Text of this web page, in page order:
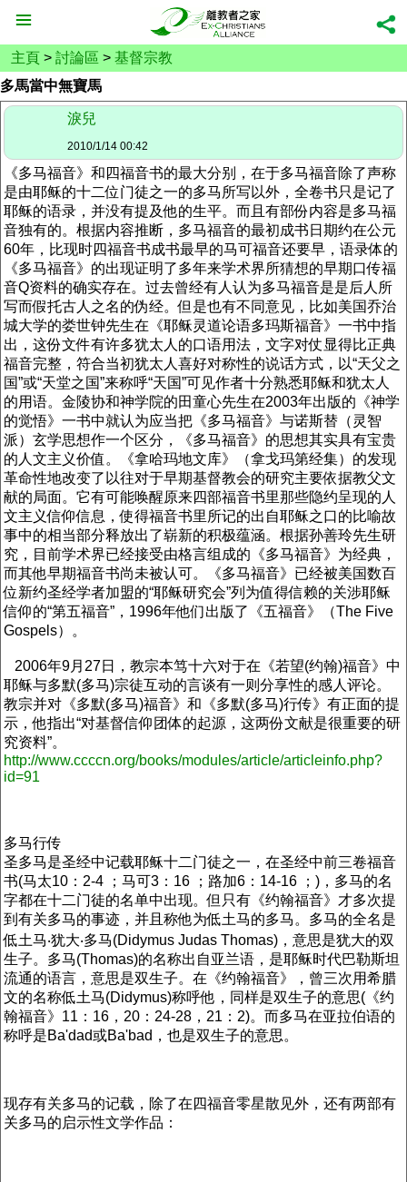
主頁 > 討論區 > 基督宗教
多馬當中無寶馬
淚兒
2010/1/14 00:42
《多马福音》和四福音书的最大分别，在于多马福音除了声称
是由耶稣的十二位门徒之一的多马所写以外，全卷书只是记了
耶稣的语录，并没有提及他的生平。而且有部份内容是多马福
音独有的。根据内容推断，多马福音的最初成书日期约在公元
60年，比现时四福音书成书最早的马可福音还要早，语录体的
《多马福音》的出现证明了多年来学术界所猜想的早期口传福
音Q资料的确实存在。过去曾经有人认为多马福音是是后人所
写而假托古人之名的伪经。但是也有不同意见，比如美国乔治
城大学的娄世钟先生在《耶稣灵道论语多玛斯福音》一书中指
出，这份文件有许多犹太人的口语用法，文字对仗显得比正典
福音完整，符合当初犹太人喜好对称性的说话方式，以“天父之
国”或“天堂之国”来称呼“天国”可见作者十分熟悉耶稣和犹太人
的用语。金陵协和神学院的田童心先生在2003年出版的《神学
的觉悟》一书中就认为应当把《多马福音》与诺斯替（灵智
派）玄学思想作一个区分，《多马福音》的思想其实具有宝贵
的人文主义价值。《拿哈玛地文库》（拿戈玛第经集）的发现
革命性地改变了以往对于早期基督教会的研究主要依据教父文
献的局面。它有可能唤醒原来四部福音书里那些隐约呈现的人
文主义信仰信息，使得福音书里所记的出自耶稣之口的比喻故
事中的相当部分释放出了崭新的积极蕴涵。根据孙善玲先生研
究，目前学术界已经接受由格言组成的《多马福音》为经典，
而其他早期福音书尚未被认可。《多马福音》已经被美国数百
位新约圣经学者加盟的“耶稣研究会”列为值得信赖的关涉耶稣
信仰的“第五福音”，1996年他们出版了《五福音》（The Five
Gospels）。
2006年9月27日，教宗本笃十六对于在《若望(约翰)福音》中
耶稣与多默(多马)宗徒互动的言谈有一则分享性的感人评论。
教宗并对《多默(多马)福音》和《多默(多马)行传》有正面的提
示，他指出“对基督信仰团体的起源，这两份文献是很重要的研
究资料”。
http://www.ccccn.org/books/modules/article/articleinfo.php?
id=91
多马行传
圣多马是圣经中记载耶稣十二门徒之一，在圣经中前三卷福音
书(马太10：2-4 ；马可3：16 ；路加6：14-16 ；)，多马的名
字都在十二门徒的名单中出现。但只有《约翰福音》才多次提
到有关多马的事迹，并且称他为低土马的多马。多马的全名是
低土马‧犹大‧多马(Didymus Judas Thomas)，意思是犹大的双
生子。多马(Thomas)的名称出自亚兰语，是耶稣时代巴勒斯坦
流通的语言，意思是双生子。在《约翰福音》，曾三次用希腊
文的名称低土马(Didymus)称呼他，同样是双生子的意思(《约
翰福音》11：16，20：24-28，21：2)。而多马在亚拉伯语的
称呼是Ba'dad或Ba'bad，也是双生子的意思。
现存有关多马的记载，除了在四福音零星散见外，还有两部有
关多马的启示性文学作品：